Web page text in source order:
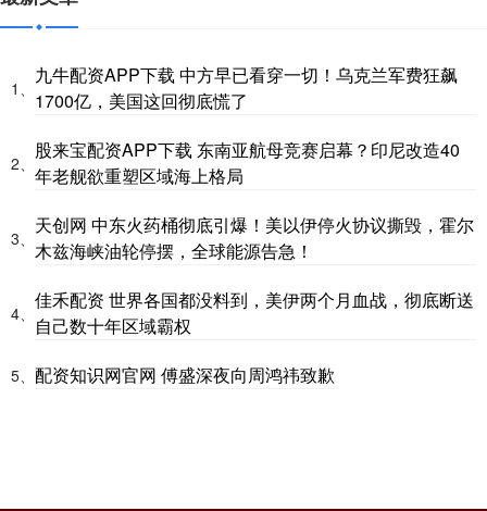
1、
九牛配资APP下载 中方早已看穿一切！乌克兰军费狂飙
1700亿，美国这回彻底慌了
2、
股来宝配资APP下载 东南亚航母竞赛启幕？印尼改造40
年老舰欲重塑区域海上格局
3、
天创网 中东火药桶彻底引爆！美以伊停火协议撕毁，霍尔
木兹海峡油轮停摆，全球能源告急！
4、
佳禾配资 世界各国都没料到，美伊两个月血战，彻底断送
自己数十年区域霸权
5、 配资知识网官网 傅盛深夜向周鸿祎致歉